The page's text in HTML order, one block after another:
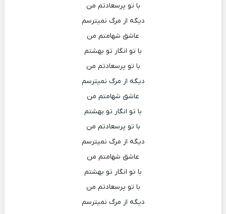
با تو پرسعادتم من
دیگه از مرگ نمیترسم
عاشق شهامتم من
با تو انگار تو بهشتم
با تو پرسعادتم من
دیگه از مرگ نمیترسم
عاشق شهامتم من
با تو انگار تو بهشتم
با تو پرسعادتم من
دیگه از مرگ نمیترسم
عاشق شهامتم من
با تو انگار تو بهشتم
با تو پرسعادتم من
دیگه از مرگ نمیترسم